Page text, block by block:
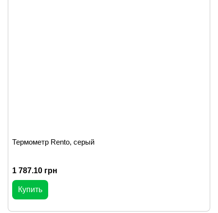
Термометр Rento, серый
1 787.10 грн
Купить